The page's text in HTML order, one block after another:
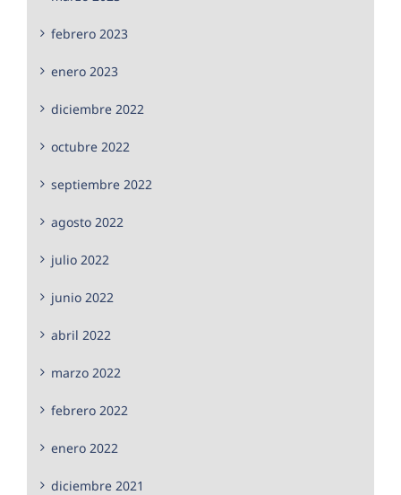
febrero 2023
enero 2023
diciembre 2022
octubre 2022
septiembre 2022
agosto 2022
julio 2022
junio 2022
abril 2022
marzo 2022
febrero 2022
enero 2022
diciembre 2021